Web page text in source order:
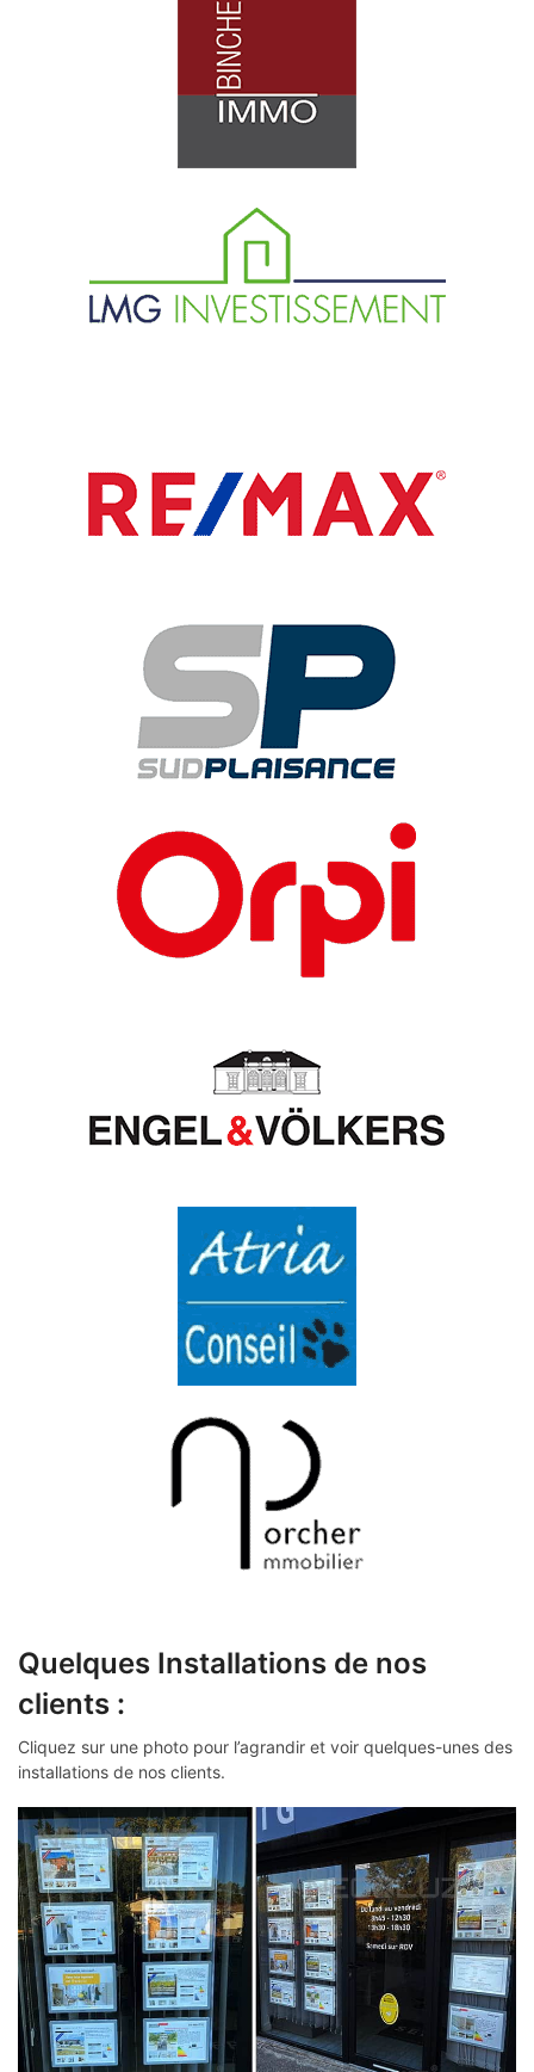
Quelques Installations de nos
clients :
Cliquez sur une photo pour l’agrandir et voir quelques-unes des
installations de nos clients.